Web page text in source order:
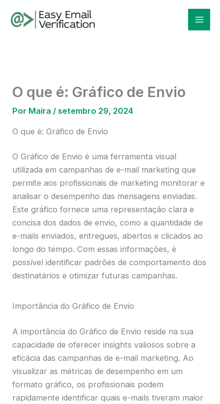
para
O que é: Gráfico de Envio
Por Maíra /setembro 29, 2024
O que é: Gráfico de Envio
O Gráfico de Envio é uma ferramenta visual
utilizada em campanhas de e-mail marketing que
permite aos profissionais de marketing monitorar e
analisar o desempenho das mensagens enviadas.
Este gráfico fornece uma representação clara e
concisa dos dados de envio, como a quantidade de
e-mails enviados, entregues, abertos e clicados ao
longo do tempo. Com essas informações, é
possível identificar padrões de comportamento dos
destinatários e otimizar futuras campanhas.
Importância do Gráfico de Envio
A importância do Gráfico de Envio reside na sua
capacidade de oferecer insights valiosos sobre a
eficácia das campanhas de e-mail marketing. Ao
visualizar as métricas de desempenho em um
formato gráfico, os profissionais podem
rapidamente identificar quais e-mails tiveram maior